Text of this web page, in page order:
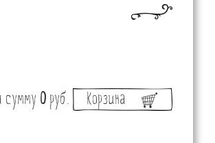
сумму 0руб. Корзина